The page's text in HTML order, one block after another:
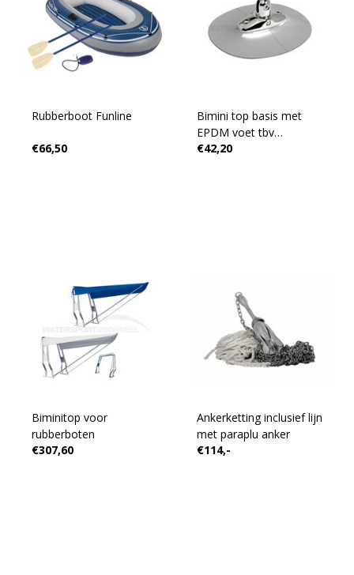
Rubberboot Funline
€66,50
Bimini top basis met
EPDM voet tbv
opblaasboten en RIB's.
€42,20
Biminitop voor
rubberboten
€307,60
Ankerketting inclusief lijn
met paraplu anker
€114,-